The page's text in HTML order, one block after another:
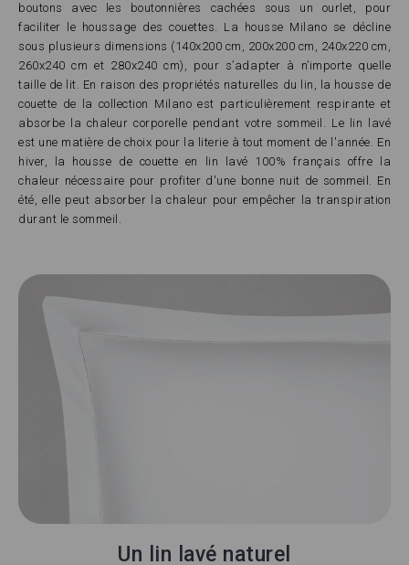
boutons avec les boutonnières cachées sous un ourlet, pour
faciliter le houssage des couettes. La housse Milano se décline
sous plusieurs dimensions (140x200 cm, 200x200 cm, 240x220 cm,
260x240 cm et 280x240 cm), pour s’adapter à n’importe quelle
taille de lit. En raison des propriétés naturelles du lin, la housse de
couette de la collection Milano est particulièrement respirante et
absorbe la chaleur corporelle pendant votre sommeil. Le lin lavé
est une matière de choix pour la literie à tout moment de l'année. En
hiver, la housse de couette en lin lavé 100% français offre la
chaleur nécessaire pour profiter d'une bonne nuit de sommeil. En
été, elle peut absorber la chaleur pour empêcher la transpiration
durant le sommeil.
Un lin lavé naturel